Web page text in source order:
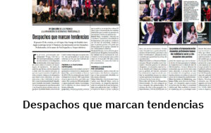
Despachos que marcan tendencias